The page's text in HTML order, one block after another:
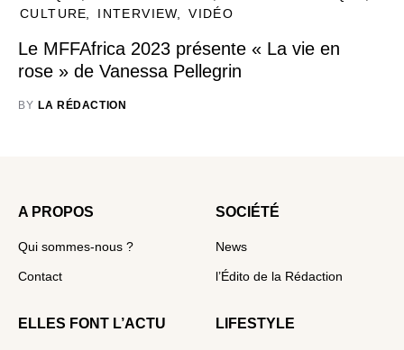
CULTURE
INTERVIEW VIDÉO
Le MFFAfrica 2023 présente « La vie en
rose » de Vanessa Pellegrin
BY LA RÉDACTION
A PROPOS
Qui sommes-nous ?
Contact
SOCIÉTÉ
News
l’Édito de la Rédaction
ELLES FONT L’ACTU LIFESTYLE